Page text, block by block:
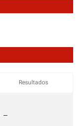
Resultados